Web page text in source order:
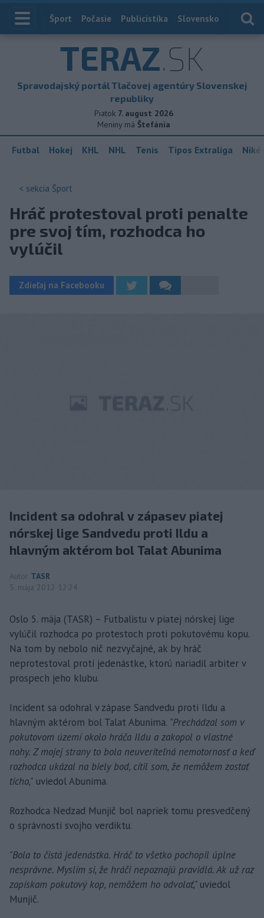
Index
Šport Počasie Publicistika Slovensko
TERAZ.SK
Spravodajský portál Tlačovej agentúry Slovenskej
republiky
Piatok 7. august 2026
Meniny má Štefánia
Futbal Hokej KHL NHL Tenis Tipos Extraliga
< sekcia Šport
Hráč protestoval proti penalte
pre svoj tím, rozhodca ho
vylúčil
Zdieľaj na Facebooku
Incident sa odohral v zápasev piatej
nórskej lige Sandvedu proti Ildu a
hlavným aktérom bol Talat Abunima
Autor TASR
5. mája 2012 12:24
Oslo 5. mája (TASR) – Futbalistu v piatej nórskej lige
vylúčil rozhodca po protestoch proti pokutovému kopu.
Na tom by nebolo nič nezvyčajné, ak by hráč
neprotestoval proti jedenástke, ktorú nariadil arbiter v
prospech jeho klubu.
Incident sa odohral v zápase Sandvedu proti Ildu a
hlavným aktérom bol Talat Abunima. "Prechádzal som v
pokutovom území okolo hráča Ildu a zakopol o vlastné
nohy. Z mojej strany to bola neuveriteľná nemotornosť a keď
rozhodca ukázal na biely bod, cítil som, že nemôžem zostať
ticho," uviedol Abunima.
Rozhodca Nedzad Munjič bol napriek tomu presvedčený
o správnosti svojho verdiktu.
"Bola to čistá jedenástka. Hráč to všetko pochopil úplne
nesprávne. Myslím si, že hráči nepoznajú pravidlá. Ak už raz
zapískam pokutový kop, nemôžem ho odvolať," uviedol
Munjič.